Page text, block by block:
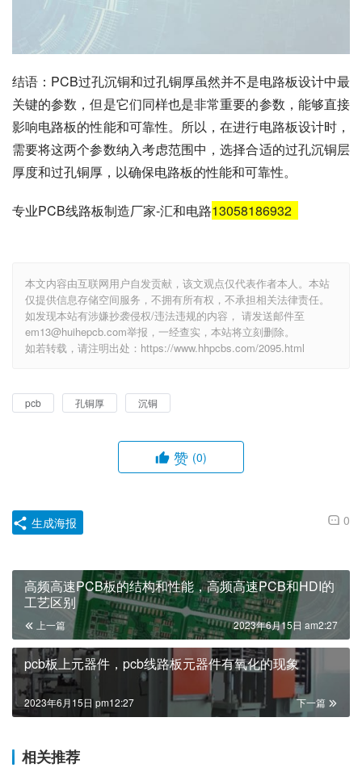
结语：PCB过孔沉铜和过孔铜厚虽然并不是电路板设计中最
关键的参数，但是它们同样也是非常重要的参数，能够直接
影响电路板的性能和可靠性。所以，在进行电路板设计时，
需要将这两个参数纳入考虑范围中，选择合适的过孔沉铜层
厚度和过孔铜厚，以确保电路板的性能和可靠性。
专业PCB线路板制造厂家-汇和电路13058186932
本文内容由互联网用户自发贡献，该文观点仅代表作者本人。本站
仅提供信息存储空间服务，不拥有所有权，不承担相关法律责任。
如发现本站有涉嫌抄袭侵权/违法违规的内容， 请发送邮件至
em13@huihepcb.com举报，一经查实，本站将立刻删除。
如若转载，请注明出处：https://www.hhpcbs.com/2095.html
pcb 孔铜厚 沉铜
赞 (0)
0
生成海报
高频高速PCB板的结构和性能，高频高速PCB和HDI的
工艺区别
上一篇 2023年6月15日 am2:27
pcb板上元器件，pcb线路板元器件有氧化的现象
下一篇
2023年6月15日 pm12:27
相关推荐